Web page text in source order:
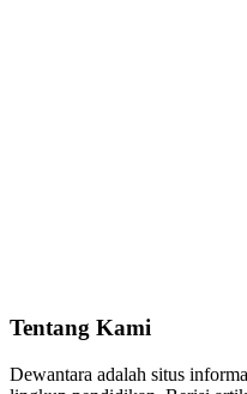
Tentang Kami
Dewantara adalah situs